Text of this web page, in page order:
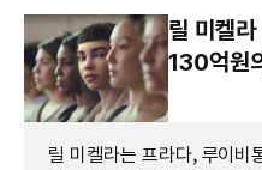
릴 미켈
130억원
릴 미켈라는 프라다, 루이비